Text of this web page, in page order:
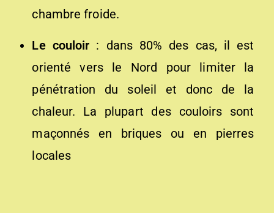
chambre froide.
Le couloir : dans 80% des cas, il est
orienté vers le Nord pour limiter la
pénétration du soleil et donc de la
chaleur. La plupart des couloirs sont
maçonnés en briques ou en pierres
locales